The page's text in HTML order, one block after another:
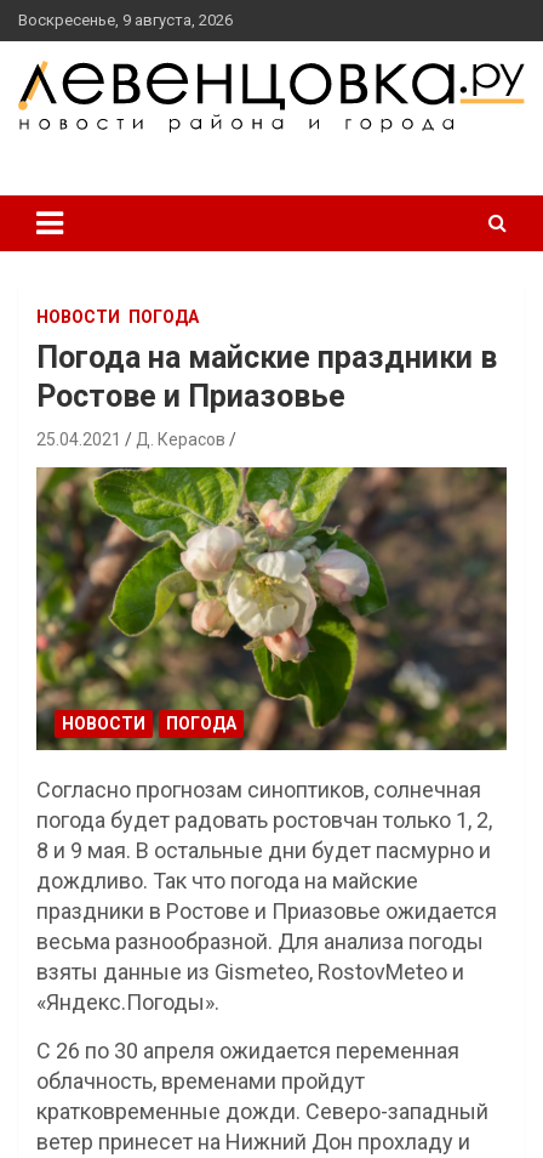
перейти
к
содержанию
Воскресенье, 9 августа, 2026
НОВОСТИ ПОГОДА
Погода на майские праздники в
Ростове и Приазовье
25.04.2021 Д. Керасов
НОВОСТИ ПОГОДА
Согласно прогнозам синоптиков, солнечная
погода будет радовать ростовчан только 1, 2,
8 и 9 мая. В остальные дни будет пасмурно и
дождливо. Так что погода на майские
праздники в Ростове и Приазовье ожидается
весьма разнообразной. Для анализа погоды
взяты данные из Gismeteo, RostovMeteo и
«Яндекс.Погоды».
С 26 по 30 апреля ожидается переменная
облачность, временами пройдут
кратковременные дожди. Северо-западный
ветер принесет на Нижний Дон прохладу и